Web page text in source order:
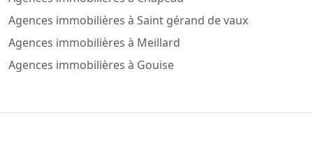
Agences immobilières à Saint gérand de vaux
Agences immobilières à Meillard
Agences immobilières à Gouise